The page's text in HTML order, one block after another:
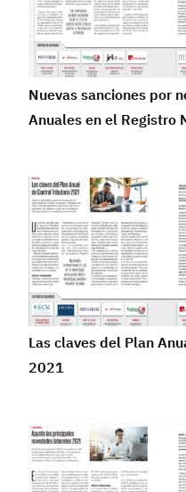
Nuevas sanciones por
Anuales en el Registro
Las claves del Plan
2021